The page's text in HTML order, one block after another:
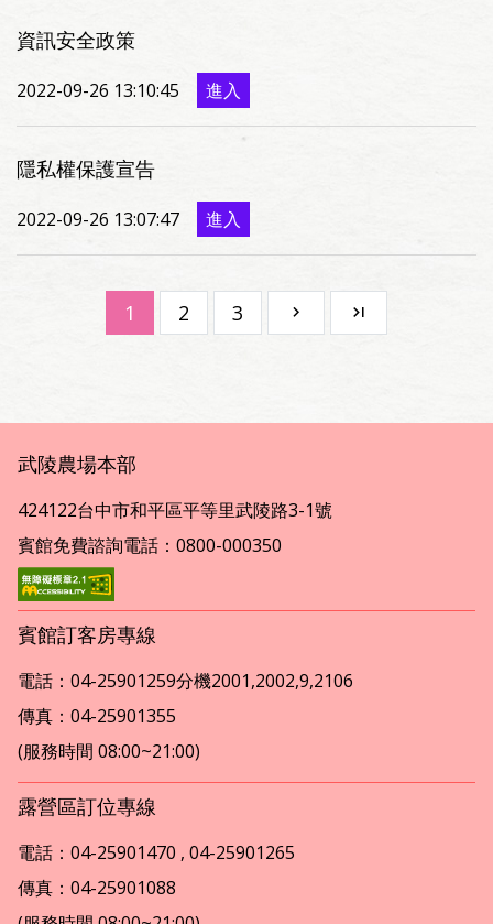
資訊安全政策
2022-09-26 13:10:45 進入
隱私權保護宣告
2022-09-26 13:07:47 進入
1 2 3
武陵農場本部
424122台中市和平區平等里武陵路3-1號
賓館免費諮詢電話：0800-000350
賓館訂客房專線
電話：04-25901259分機2001,2002,9,2106
傳真：04-25901355
(服務時間 08:00~21:00)
露營區訂位專線
電話：04-25901470 , 04-25901265
傳真：04-25901088